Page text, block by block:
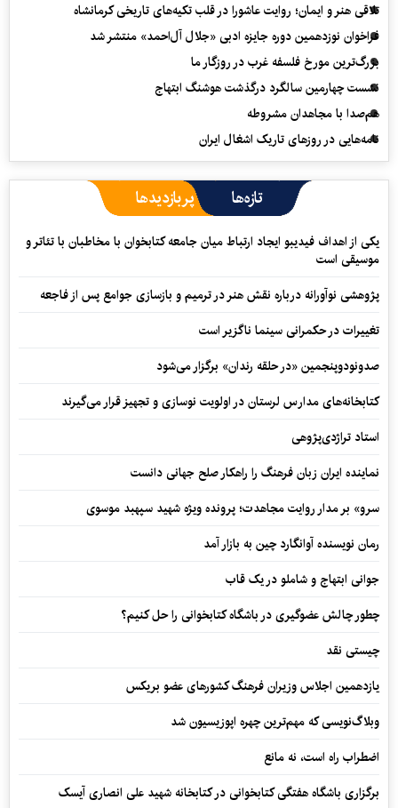
تلاقی هنر و ایمان؛ روایت عاشورا در قلب تکیه‌های تاریخی کرمانشاه
فراخوان نوزدهمین دوره جایزه ادبی «جلال آل‌احمد» منتشر شد
بزرگ‌ترین مورخ فلسفه غرب در روزگار ما
نشست چهارمین سالگرد درگذشت هوشنگ ابتهاج
هم‌صدا با مجاهدان مشروطه
نامه‌هایی در روزهای تاریک اشغال ایران
تازه‌ها پربازدیدها
یکی از اهداف فیدیبو ایجاد ارتباط میان جامعه کتابخوان با مخاطبان با تئاتر و
موسیقی است
پژوهشی نوآورانه درباره نقش هنر در ترمیم و بازسازی جوامع پس از فاجعه
تغییرات در حکمرانی سینما ناگزیر است
صدونودوپنجمین «در حلقه رندان» برگزار می‌شود
کتابخانه‌های مدارس لرستان در اولویت نوسازی و تجهیز قرار می‌گیرند
استاد تراژدی‌پژوهی
نماینده ایران زبان فرهنگ را راهکار صلح جهانی دانست
سرو» بر مدار روایت مجاهدت؛ پرونده ویژه شهید سپهبد موسوی
رمان نویسنده آوانگارد چین به بازار آمد
جوانی ابتهاج و شاملو در یک قاب
چطور چالش عضوگیری در باشگاه کتابخوانی را حل کنیم؟
چیستی نقد
یازدهمین اجلاس وزیران فرهنگ کشورهای عضو بریکس
وبلاگ‌نویسی که مهم‌ترین چهره اپوزیسیون شد
اضطراب راه است، نه مانع
برگزاری باشگاه هفتگی کتابخوانی در کتابخانه شهید علی انصاری آیسک